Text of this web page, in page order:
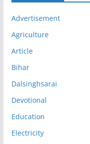
Advertisement
Agriculture
Article
Bihar
Dalsinghsarai
Devotional
Education
Electricity